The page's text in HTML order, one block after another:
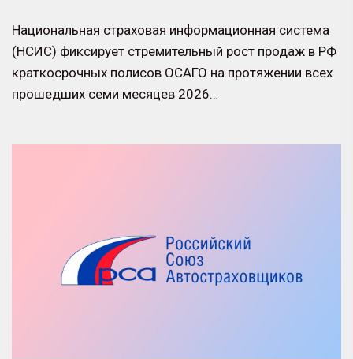
Национальная страховая информационная система
(НСИС) фиксирует стремительный рост продаж в РФ
краткосрочных полисов ОСАГО на протяжении всех
прошедших семи месяцев 2026…